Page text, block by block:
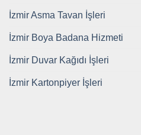
İzmir Asma Tavan İşleri
İzmir Boya Badana Hizmeti
İzmir Duvar Kağıdı İşleri
İzmir Kartonpiyer İşleri